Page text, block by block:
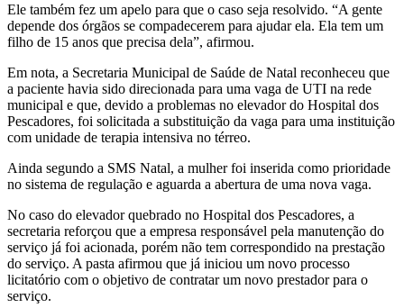
Ele também fez um apelo para que o caso seja resolvido. “A gente
depende dos órgãos se compadecerem para ajudar ela. Ela tem um
filho de 15 anos que precisa dela”, afirmou.
Em nota, a Secretaria Municipal de Saúde de Natal reconheceu que
a paciente havia sido direcionada para uma vaga de UTI na rede
municipal e que, devido a problemas no elevador do Hospital dos
Pescadores, foi solicitada a substituição da vaga para uma instituição
com unidade de terapia intensiva no térreo.
Ainda segundo a SMS Natal, a mulher foi inserida como prioridade
no sistema de regulação e aguarda a abertura de uma nova vaga.
No caso do elevador quebrado no Hospital dos Pescadores, a
secretaria reforçou que a empresa responsável pela manutenção do
serviço já foi acionada, porém não tem correspondido na prestação
do serviço. A pasta afirmou que já iniciou um novo processo
licitatório com o objetivo de contratar um novo prestador para o
serviço.